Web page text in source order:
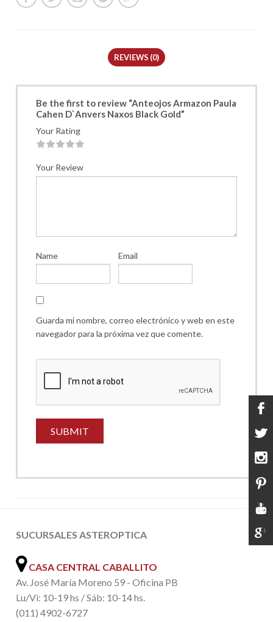
REVIEWS (0)
Be the first to review “Anteojos Armazon Paula
Cahen D`Anvers Naxos Black Gold”
Your Rating
Your Review
Name Email
Guarda mi nombre, correo electrónico y web en este
navegador para la próxima vez que comente.
SUCURSALES ASTEROPTICA
CASA CENTRAL CABALLITO
Av. José María Moreno 59 - Oficina PB
Lu/Vi: 10-19 hs / Sáb: 10-14 hs.
(011) 4902-6727